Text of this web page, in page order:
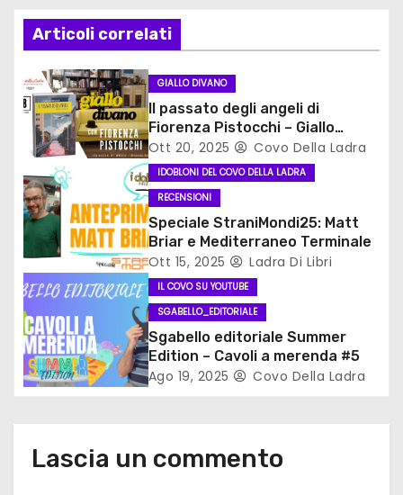
z
i
o
n
e
a
r
t
i
c
o
Articoli correlati
GIALLO DIVANO
Il passato degli angeli di
Fiorenza Pistocchi – Giallo
Divano
Ott 20, 2025 Covo Della Ladra
IDOBLONI DEL COVO DELLA LADRA
RECENSIONI
Speciale StraniMondi25: Matt
Briar e Mediterraneo Terminale
Ott 15, 2025 Ladra Di Libri
IL COVO SU YOUTUBE
SGABELLO_EDITORIALE
Sgabello editoriale Summer
Edition – Cavoli a merenda #5
Ago 19, 2025 Covo Della Ladra
Lascia un commento